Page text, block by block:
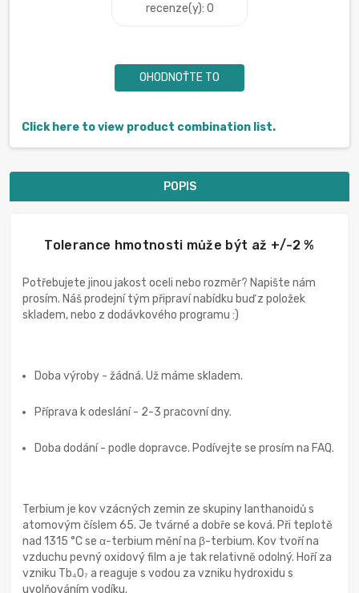
recenze(y): 0
OHODNOŤTE TO
Click here to view product combination list.
POPIS
Tolerance hmotnosti může být až +/-2 %
Potřebujete jinou jakost oceli nebo rozměr? Napište nám
prosím. Náš prodejní tým připraví nabídku buď z položek
skladem, nebo z dodávkového programu :)
Doba výroby - žádná. Už máme skladem.
Příprava k odeslání - 2-3 pracovní dny.
Doba dodání - podle dopravce. Podívejte se prosím na FAQ.
Terbium je kov vzácných zemin ze skupiny lanthanoidů s
atomovým číslem 65. Je tvárné a dobře se ková. Při teplotě
nad 1315 °C se α-terbium mění na β-terbium. Kov tvoří na
vzduchu pevný oxidový film a je tak relativně odolný. Hoří za
vzniku Tb₄O₇ a reaguje s vodou za vzniku hydroxidu s
uvolňováním vodíku.